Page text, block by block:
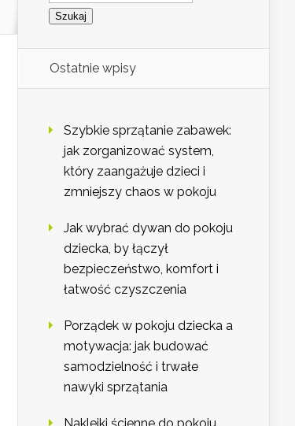
Ostatnie wpisy
Szybkie sprzątanie zabawek:
jak zorganizować system,
który zaangażuje dzieci i
zmniejszy chaos w pokoju
Jak wybrać dywan do pokoju
dziecka, by łączył
bezpieczeństwo, komfort i
łatwość czyszczenia
Porządek w pokoju dziecka a
motywacja: jak budować
samodzielność i trwałe
nawyki sprzątania